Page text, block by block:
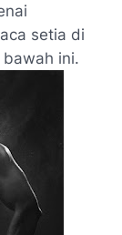
setia di
ini.